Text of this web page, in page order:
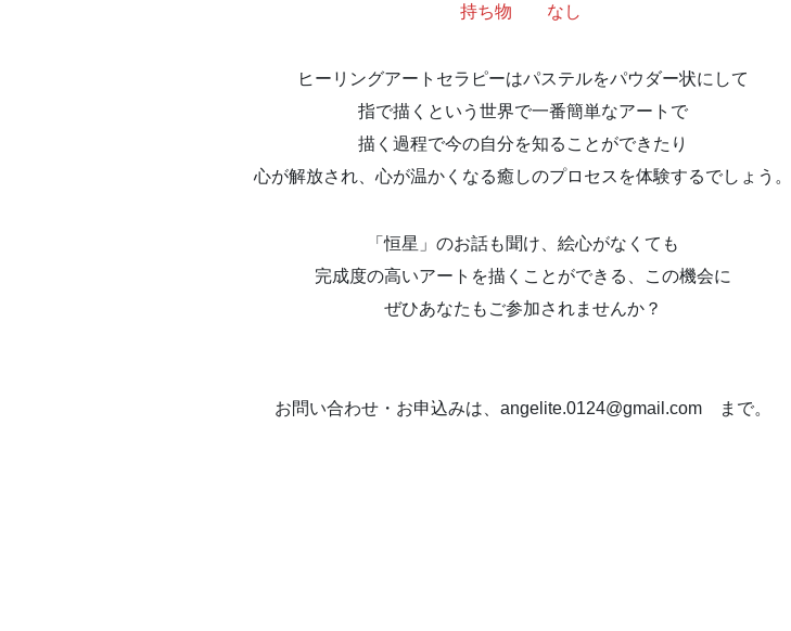
持ち物 なし
ヒーリングアートセラピーはパステルをパウダー状にして
指で描くという世界で一番簡単なアートで
描く過程で今の自分を知ることができたり
心が解放され、心が温かくなる癒しのプロセスを体験するでしょう。
「恒星」のお話も聞け、絵心がなくても
完成度の高いアートを描くことができる、この機会に
ぜひあなたもご参加されませんか？
お問い合わせ・お申込みは、angelite.0124@gmail.com まで。